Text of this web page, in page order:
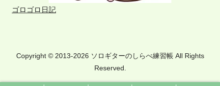
ゴロゴロ日記
Copyright © 2013-2026 ソロギターのしらべ練習帳 All Rights
Reserved.